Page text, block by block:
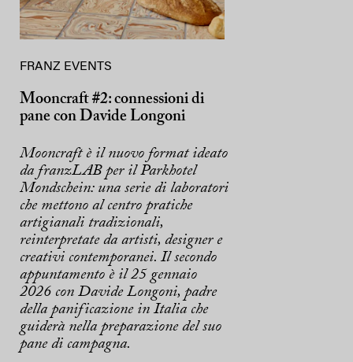
FRANZ EVENTS
Mooncraft #2: connessioni di
pane con Davide Longoni
Mooncraft è il nuovo format ideato
da franzLAB per il Parkhotel
Mondschein: una serie di laboratori
che mettono al centro pratiche
artigianali tradizionali,
reinterpretate da artisti, designer e
creativi contemporanei. Il secondo
appuntamento è il 25 gennaio
2026 con Davide Longoni, padre
della panificazione in Italia che
guiderà nella preparazione del suo
pane di campagna.